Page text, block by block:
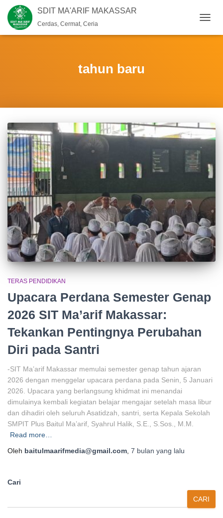
SDIT MA'ARIF MAKASSAR
Cerdas, Cermat, Ceria
tahun baru
TERAS PENDIDIKAN
Upacara Perdana Semester Genap
2026 SIT Ma’arif Makassar:
Tekankan Pentingnya Perubahan
Diri pada Santri
-SIT Ma’arif Makassar memulai semester genap tahun ajaran
2026 dengan menggelar upacara perdana pada Senin, 5 Januari
2026. Upacara yang berlangsung khidmat ini menandai
dimulainya kembali kegiatan belajar mengajar setelah masa libur
dan dihadiri oleh seluruh Asatidzah, santri, serta Kepala Sekolah
SMPIT Plus Baitul Ma’arif, Syahrul Halik, S.E., S.Sos., M.M.
Read more…
Oleh baitulmaarifmedia@gmail.com 7 bulan yang lalu
Cari
CARI